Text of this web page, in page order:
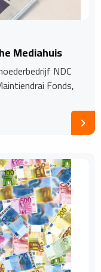
Mediahuis
NDC
Fonds,